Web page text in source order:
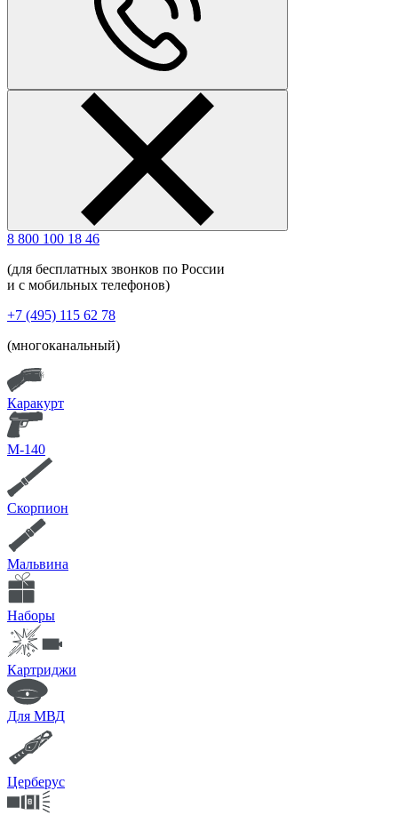
8 800 100 18 46
(для бесплатных звонков по России
и с мобильных телефонов)
+7 (495) 115 62 78
(многоканальный)
Каракурт
М-140
Скорпион
Мальвина
Наборы
Картриджи
Для МВД
Церберус